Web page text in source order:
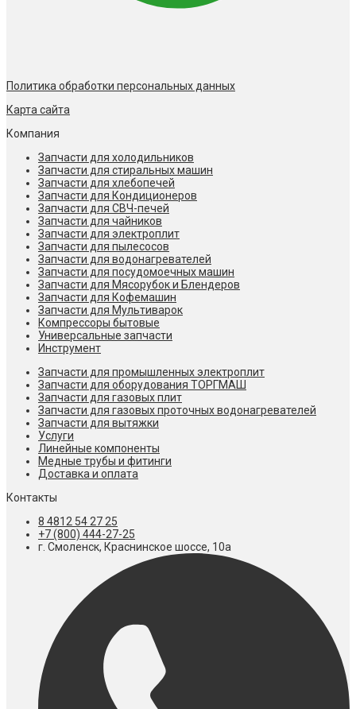
Политика обработки персональных данных
Карта сайта
Компания
Запчасти для холодильников
Запчасти для стиральных машин
Запчасти для хлебопечей
Запчасти для Кондиционеров
Запчасти для СВЧ-печей
Запчасти для чайников
Запчасти для электроплит
Запчасти для пылесосов
Запчасти для водонагревателей
Запчасти для посудомоечных машин
Запчасти для Мясорубок и Блендеров
Запчасти для Кофемашин
Запчасти для Мультиварок
Компрессоры бытовые
Универсальные запчасти
Инструмент
Запчасти для промышленных электроплит
Запчасти для оборудования ТОРГМАШ
Запчасти для газовых плит
Запчасти для газовых проточных водонагревателей
Запчасти для вытяжки
Услуги
Линейные компоненты
Медные трубы и фитинги
Доставка и оплата
Контакты
8 4812 54 27 25
+7 (800) 444-27-25
г. Смоленск, Краснинское шоссе, 10а